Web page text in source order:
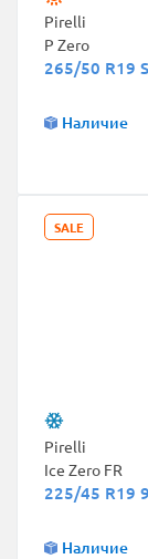
Pirelli
P Zero
265/50 R19
Наличие
SALE
Pirelli
Ice Zero FR
225/45 R19
Наличие